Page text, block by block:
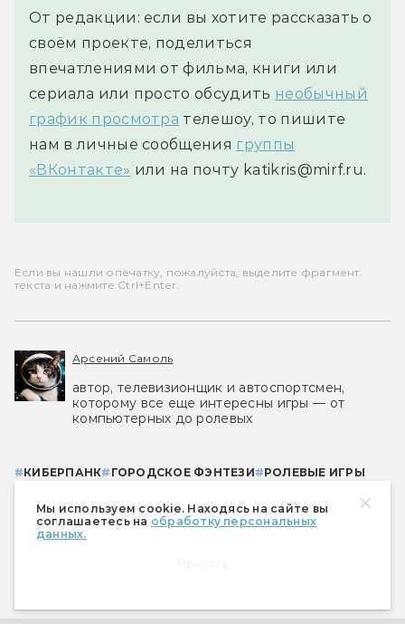
Мы используем cookie. Находясь на сайте вы
соглашаетесь на обработку персональных
данных.
От редакции: если вы хотите рассказать о
своём проекте, поделиться
впечатлениями от фильма, книги или
сериала или просто обсудить необычный
график просмотра телешоу, то пишите
нам в личные сообщения группы
«ВКонтакте» или на почту katikris@mirf.ru.
Если вы нашли опечатку, пожалуйста, выделите фрагмент
текста и нажмите Ctrl+Enter.
Арсений Самоль
автор, телевизионщик и автоспортсмен,
которому все еще интересны игры — от
компьютерных до ролевых
#КИБЕРПАНК# ГОРОДСКОЕ ФЭНТЕЗИ#РОЛЕВЫЕ ИГРЫ